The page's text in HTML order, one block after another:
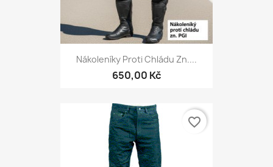
Nákoleníky Proti Chládu Zn....
650,00 Kč
favorite_border